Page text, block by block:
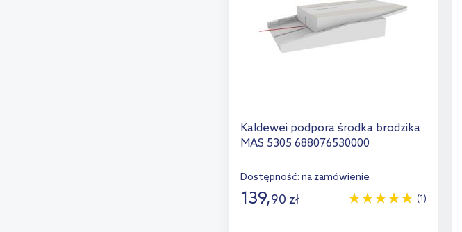
Kaldewei podpora środka brodzika
MAS 5305 688076530000
Dostępność: na zamówienie
139,90 zł (1)